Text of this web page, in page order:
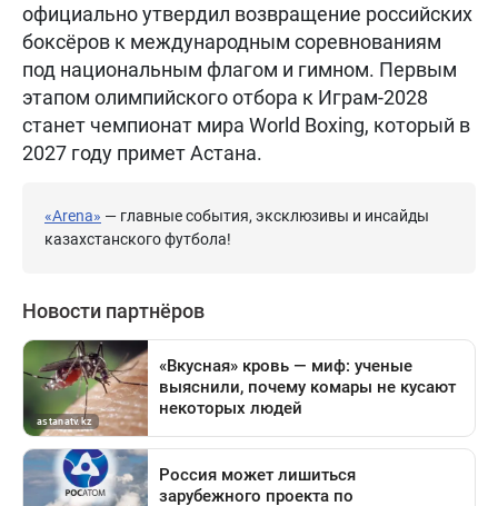
официально утвердил возвращение российских
боксёров к международным соревнованиям
под национальным флагом и гимном. Первым
этапом олимпийского отбора к Играм-2028
станет чемпионат мира World Boxing, который в
2027 году примет Астана.
«Arena» — главные события, эксклюзивы и инсайды
казахстанского футбола!